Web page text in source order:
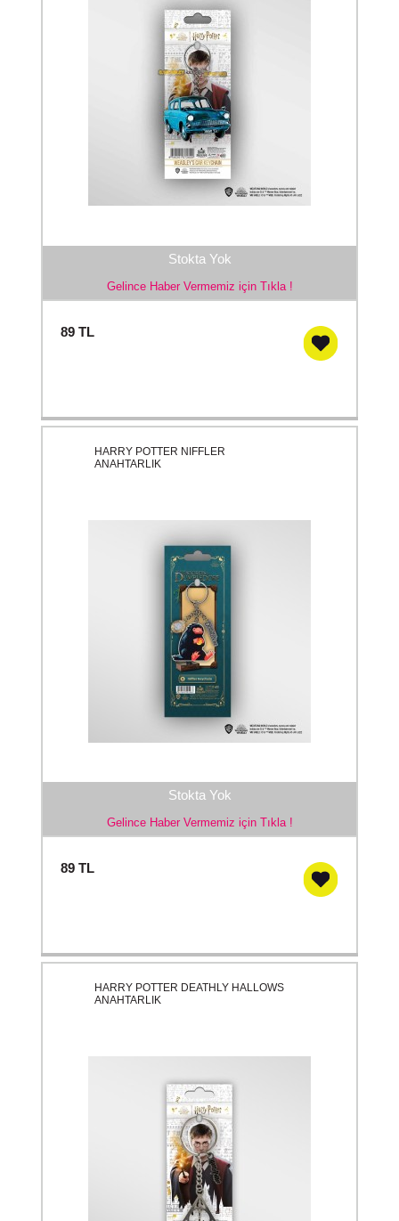
Stokta Yok
Gelince Haber Vermemiz için Tıkla !
89 TL
Stokta Yok
Gelince Haber Vermemiz için Tıkla !
HARRY POTTER NIFFLER
ANAHTARLIK
89 TL
HARRY POTTER DEATHLY HALLOWS
ANAHTARLIK